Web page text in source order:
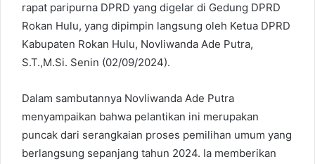
rapat paripurna DPRD yang digelar di Gedung DPRD
Rokan Hulu, yang dipimpin langsung oleh Ketua DPRD
Kabupaten Rokan Hulu, Novliwanda Ade Putra,
S.T.,M.Si. Senin (02/09/2024).
Dalam sambutannya Novliwanda Ade Putra
menyampaikan bahwa pelantikan ini merupakan
puncak dari serangkaian proses pemilihan umum yang
berlangsung sepanjang tahun 2024. Ia memberikan